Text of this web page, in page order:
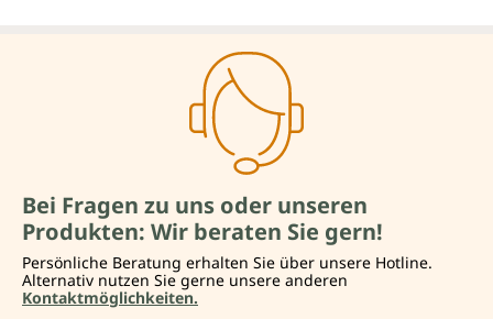
Bei Fragen zu uns oder unseren
Produkten: Wir beraten Sie gern!
Persönliche Beratung erhalten Sie über unsere Hotline.
Alternativ nutzen Sie gerne unsere anderen
Kontaktmöglichkeiten.